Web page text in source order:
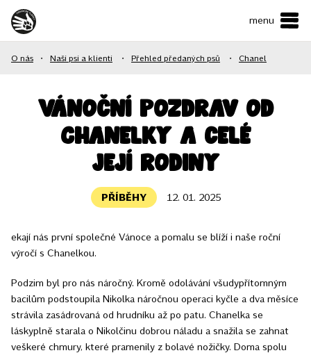
menu
O NÁS
NAŠE SLUŽBY
JAK MŮŽETE POMOCI?
E-shop
O nás • Naši psi a klienti • Přehled předaných psů • Chanel
Vánoční pozdrav od
Chanelky a celé
její rodiny
PŘÍBĚHY 12. 01. 2025
ekají nás první společné Vánoce a pomalu se blíží i naše roční
výročí s Chanelkou.
Podzim byl pro nás náročný. Kromě odolávání všudypřítomným
bacilům podstoupila Nikolka náročnou operaci kyčle a dva měsíce
strávila zasádrovaná od hrudníku až po patu. Chanelka se
láskyplně starala o Nikolčinu dobrou náladu a snažila se zahnat
veškeré chmury, které pramenily z bolavé nožičky. Doma spolu